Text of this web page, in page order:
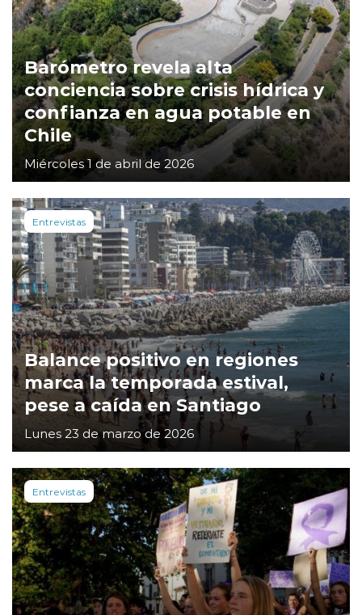
Barómetro revela alta
conciencia sobre crisis hídrica y
confianza en agua potable en
Chile
Miércoles 1 de abril de 2026
Entrevistas
Balance positivo en regiones
marca la temporada estival,
pese a caída en Santiago
Lunes 23 de marzo de 2026
Entrevistas